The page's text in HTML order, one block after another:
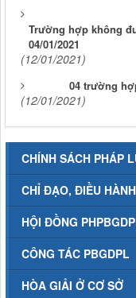
Trường hợp không
04/01/2021
(12/01/2021)
04 trường
(12/01/2021)
CHÍNH SÁCH PHÁP
CHỈ ĐẠO, ĐIỀU HÀNH
HỘI ĐỒNG
CÔNG TÁC PBGDPL
HÒA GIẢI Ở CƠ SỞ